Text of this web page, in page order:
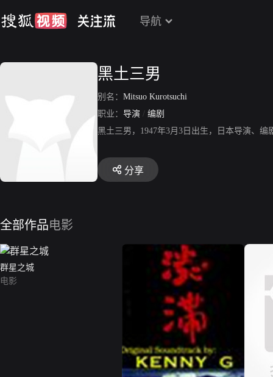
导航
黑土三男
别名： Mitsuo Kurotsuchi
职业： 导演 / 编剧
黑土三男，1947年3月3日出生，日本导演、
分享
全部作品电影
群星之城
电影